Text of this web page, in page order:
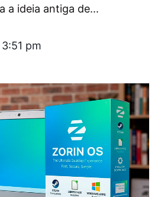
a ideia antiga de...
3:51 pm